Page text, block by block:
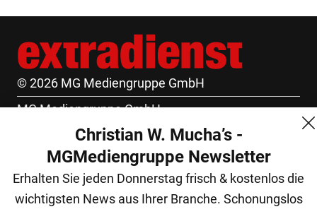
© 2026 MG Mediengruppe GmbH
MG Mediengruppe GmbH
Burgring 1/7
1010 Wien
+43 (1) 522 14 14
Christian W. Mucha’s -
MGMediengruppe Newsletter
Erhalten Sie jeden Donnerstag frisch & kostenlos die
wichtigsten News aus Ihrer Branche. Schonungslos